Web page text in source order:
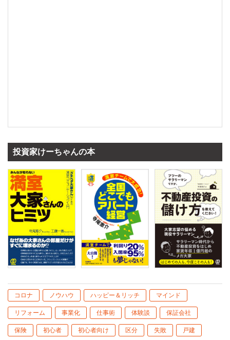
投資家けーちゃんの本
コロナ ノウハウ ハッピー＆リッチ マインド
リフォーム 事業化 仕事術 体験談 保証会社
保険 初心者 初心者向け 区分 失敗 戸建